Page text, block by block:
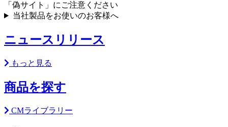
「偽サイト」にご注意ください
当社製品をお使いのお客様へ
ニュースリリース
もっと見る
商品を探す
CMライブラリー